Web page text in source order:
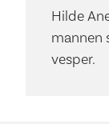
Hilde
mannen
vesper.